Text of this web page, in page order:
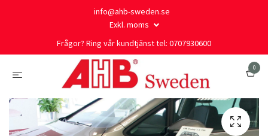
info@ahb-sweden.se
Exkl. moms
Frågor? Ring vår kundtjänst tel: 0707930600
0